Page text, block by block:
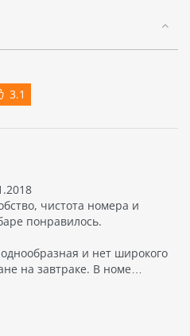
3.1
чистота номера и
понравилось.
и нет широкого
на завтраке. В номе…